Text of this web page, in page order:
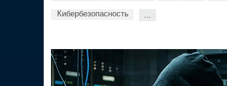
Кибербезопасность ...